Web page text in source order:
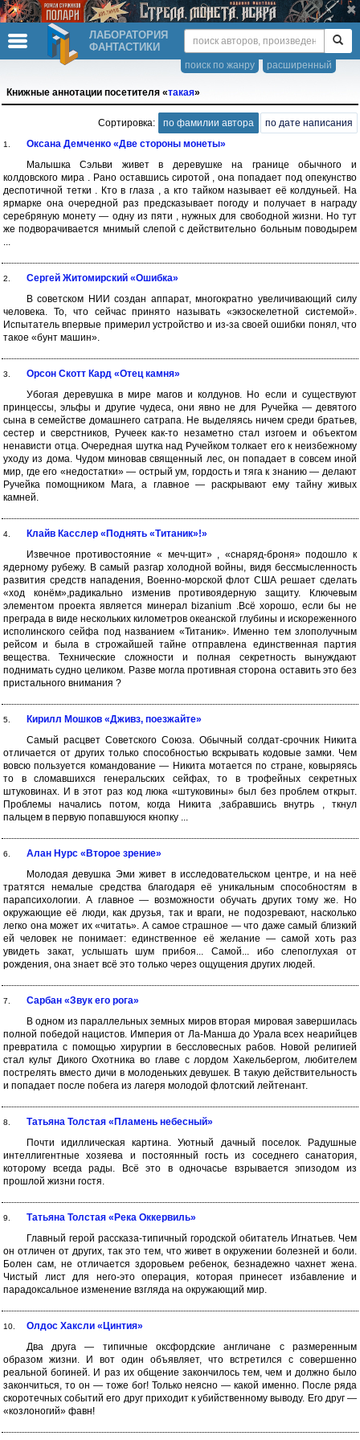
ЛАБОРАТОРИЯ
ФАНТАСТИКИ
расширенный
поиск по жанру
Книжные аннотации посетителя «такая»
Сортировка: по фамилии автора по дате написания
1.
Оксана Демченко «Две стороны монеты»
Малышка Сэльви живет в деревушке на границе обычного и
колдовского мира . Рано оставшись сиротой , она попадает под опекунство
деспотичной тетки . Кто в глаза , а кто тайком называет её колдуньей. На
ярмарке она очередной раз предсказывает погоду и получает в награду
серебряную монету — одну из пяти , нужных для свободной жизни. Но тут
же подворачивается мнимый слепой с действительно больным поводырем
...
2.
Сергей Житомирский «Ошибка»
В советском НИИ создан аппарат, многократно увеличивающий силу
человека. То, что сейчас принято называть «экзоскелетной системой».
Испытатель впервые примерил устройство и из-за своей ошибки понял, что
такое «бунт машин».
3.
Орсон Скотт Кард «Отец камня»
Убогая деревушка в мире магов и колдунов. Но если и существуют
принцессы, эльфы и другие чудеса, они явно не для Ручейка — девятого
сына в семействе домашнего сатрапа. Не выделяясь ничем среди братьев,
сестер и сверстников, Ручеек как-то незаметно стал изгоем и объектом
ненависти отца. Очередная шутка над Ручейком толкает его к неизбежному
уходу из дома. Чудом миновав священный лес, он попадает в совсем иной
мир, где его «недостатки» — острый ум, гордость и тяга к знанию — делают
Ручейка помощником Мага, а главное — раскрывают ему тайну живых
камней.
4.
Клайв Касслер «Поднять «Титаник»!»
Извечное противостояние « меч-щит» , «снаряд-броня» подошло к
ядерному рубежу. В самый разгар холодной войны, видя бессмысленность
развития средств нападения, Военно-морской флот США решает сделать
«ход конём»,радикально изменив противоядерную защиту. Ключевым
элементом проекта является минерал bizanium .Всё хорошо, если бы не
преграда в виде нескольких километров океанской глубины и искореженного
исполинского сейфа под названием «Титаник». Именно тем злополучным
рейсом и была в строжайшей тайне отправлена единственная партия
вещества. Технические сложности и полная секретность вынуждают
поднимать судно целиком. Разве могла противная сторона оставить это без
пристального внимания ?
5.
Кирилл Мошков «Дживз, поезжайте»
Самый расцвет Советского Союза. Обычный солдат-срочник Никита
отличается от других только способностью вскрывать кодовые замки. Чем
вовсю пользуется командование — Никита мотается по стране, ковыряясь
то в сломавшихся генеральских сейфах, то в трофейных секретных
штуковинах. И в этот раз код люка «штуковины» был без проблем открыт.
Проблемы начались потом, когда Никита ,забравшись внутрь , ткнул
пальцем в первую попавшуюся кнопку ...
6.
Алан Нурс «Второе зрение»
Молодая девушка Эми живет в исследовательском центре, и на неё
тратятся немалые средства благодаря её уникальным способностям в
парапсихологии. А главное — возможности обучать других тому же. Но
окружающие её люди, как друзья, так и враги, не подозревают, насколько
легко она может их «читать». А самое страшное — что даже самый близкий
ей человек не понимает: единственное её желание — самой хоть раз
увидеть закат, услышать шум прибоя... Самой... ибо слепоглухая от
рождения, она знает всё это только через ощущения других людей.
7.
Сарбан «Звук его рога»
В одном из параллельных земных миров вторая мировая завершилась
полной победой нацистов. Империя от Ла-Манша до Урала всех неарийцев
превратила с помощью хирургии в бессловесных рабов. Новой религией
стал культ Дикого Охотника во главе с лордом Хакельбергом, любителем
пострелять вместо дичи в молоденьких девушек. В такую действительность
и попадает после побега из лагеря молодой флотский лейтенант.
8.
Татьяна Толстая «Пламень небесный»
Почти идиллическая картина. Уютный дачный поселок. Радушные
интеллигентные хозяева и постоянный гость из соседнего санатория,
которому всегда рады. Всё это в одночасье взрывается эпизодом из
прошлой жизни гостя.
9.
Татьяна Толстая «Река Оккервиль»
Главный герой рассказа-типичный городской обитатель Игнатьев. Чем
он отличен от других, так это тем, что живет в окружении болезней и боли.
Болен сам, не отличается здоровьем ребенок, безнадежно чахнет жена.
Чистый лист для него-это операция, которая принесет избавление и
парадоксальное изменение взгляда на окружающий мир.
10.
Олдос Хаксли «Цинтия»
Два друга — типичные оксфордские англичане с размеренным
образом жизни. И вот один объявляет, что встретился с совершенно
реальной богиней. И раз их общение закончилось тем, чем и должно было
закончиться, то он — тоже бог! Только неясно — какой именно. После ряда
скоротечных событий его друг приходит к убийственному выводу. Его друг —
«козлоногий» фавн!